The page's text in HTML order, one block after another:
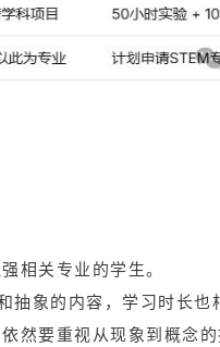
相关专业的学生。
象的内容，学习时长也
然要重视从现象到概念的